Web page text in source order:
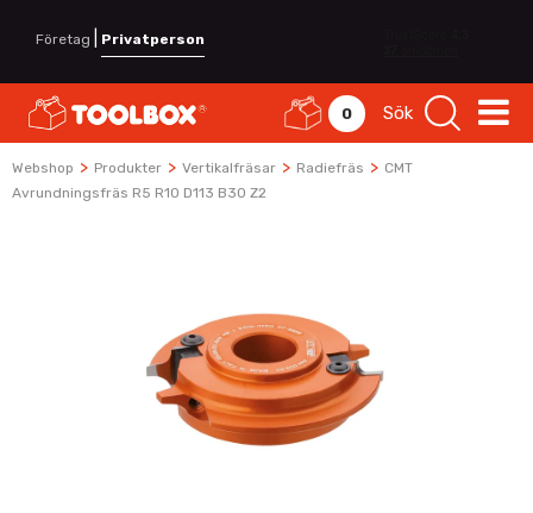
Företag Privatperson
0 Sök
Webshop > Produkter > Vertikalfräsar > Radiefräs > CMT
Avrundningsfräs R5 R10 D113 B30 Z2